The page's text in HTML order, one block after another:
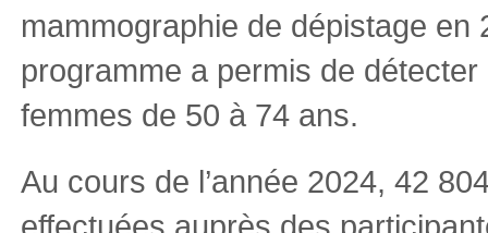
mammographie de dépistage
programme a permis de
femmes de 50 à 74 ans.
Au cours de l’année 2024, 42